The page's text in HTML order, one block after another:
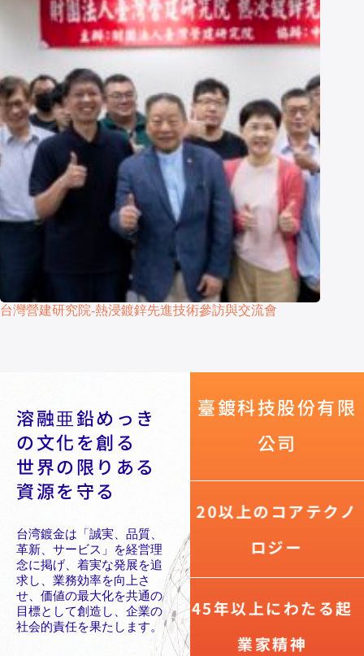
台灣營建研究院-熱浸鍍鋅先進技術參訪與交流會
臺鍍科技股份有限
公司
20以上のコアテクノ
ロジー
45年以上にわたる起
業家精神
溶融亜鉛めっき
の文化を創る
世界の限りある
資源を守る
台湾鍍金は「誠実、品質、
革新、サービス」を経営理
念に掲げ、着実な発展を追
求し、業務効率を向上さ
せ、価値の最大化を共通の
目標として創造し、企業の
社会的責任を果たします。